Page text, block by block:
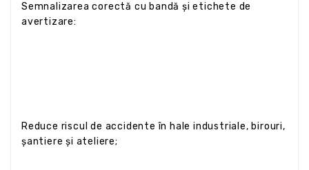
Semnalizarea corectă cu bandă și etichete de
avertizare:
Reduce riscul de accidente în hale industriale, birouri,
șantiere și ateliere;